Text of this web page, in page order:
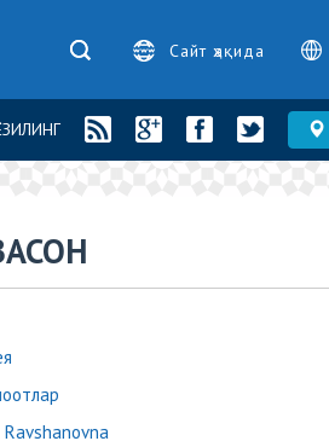
Сайт ҳақида